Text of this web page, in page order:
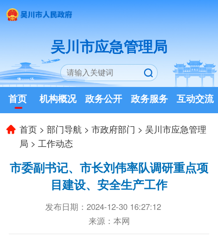
吴川市应急管理局
首页 机构概况 政务公开 政务服务 互动交流
首页 >部门导航 >市政府部门 > 吴川市应急管理
局 > 工作动态
市委副书记、市长刘伟率队调研重点项
目建设、安全生产工作
发布日期：2024-12-30 16:27:12
来源：本网